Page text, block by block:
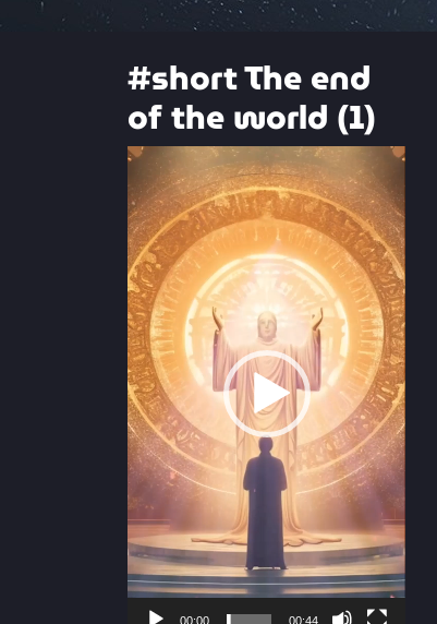
#short The end
of the world (1)
Video
Player
00:00 00:44